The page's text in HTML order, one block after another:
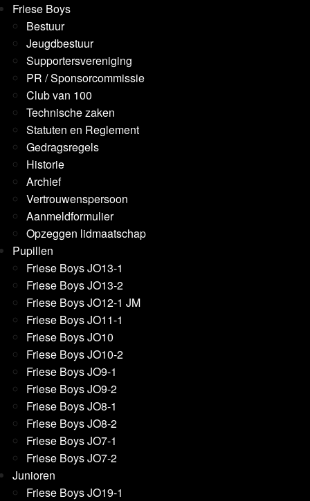
Friese Boys
Bestuur
Jeugdbestuur
Supportersvereniging
PR / Sponsorcommissie
Club van 100
Technische zaken
Statuten en Reglement
Gedragsregels
Historie
Archief
Vertrouwenspersoon
Aanmeldformulier
Opzeggen lidmaatschap
Pupillen
Friese Boys JO13-1
Friese Boys JO13-2
Friese Boys JO12-1 JM
Friese Boys JO11-1
Friese Boys JO10
Friese Boys JO10-2
Friese Boys JO9-1
Friese Boys JO9-2
Friese Boys JO8-1
Friese Boys JO8-2
Friese Boys JO7-1
Friese Boys JO7-2
Junioren
Friese Boys JO19-1